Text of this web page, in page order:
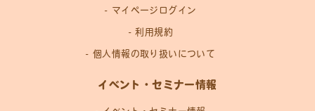
マイページログイン
利用規約
個人情報の取り扱いについて
イベント・セミナー情報